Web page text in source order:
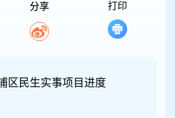
分享 打印
区民生实事项目进度